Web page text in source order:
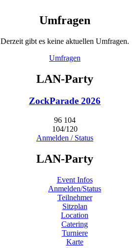
Umfragen
Derzeit gibt es keine aktuellen Umfragen.
Umfragen
LAN-Party
ZockParade 2026
96 104
104/120
Anmelden / Status
LAN-Party
Event Infos
Anmelden/Status
Teilnehmer
Sitzplan
Location
Catering
Turniere
Karte